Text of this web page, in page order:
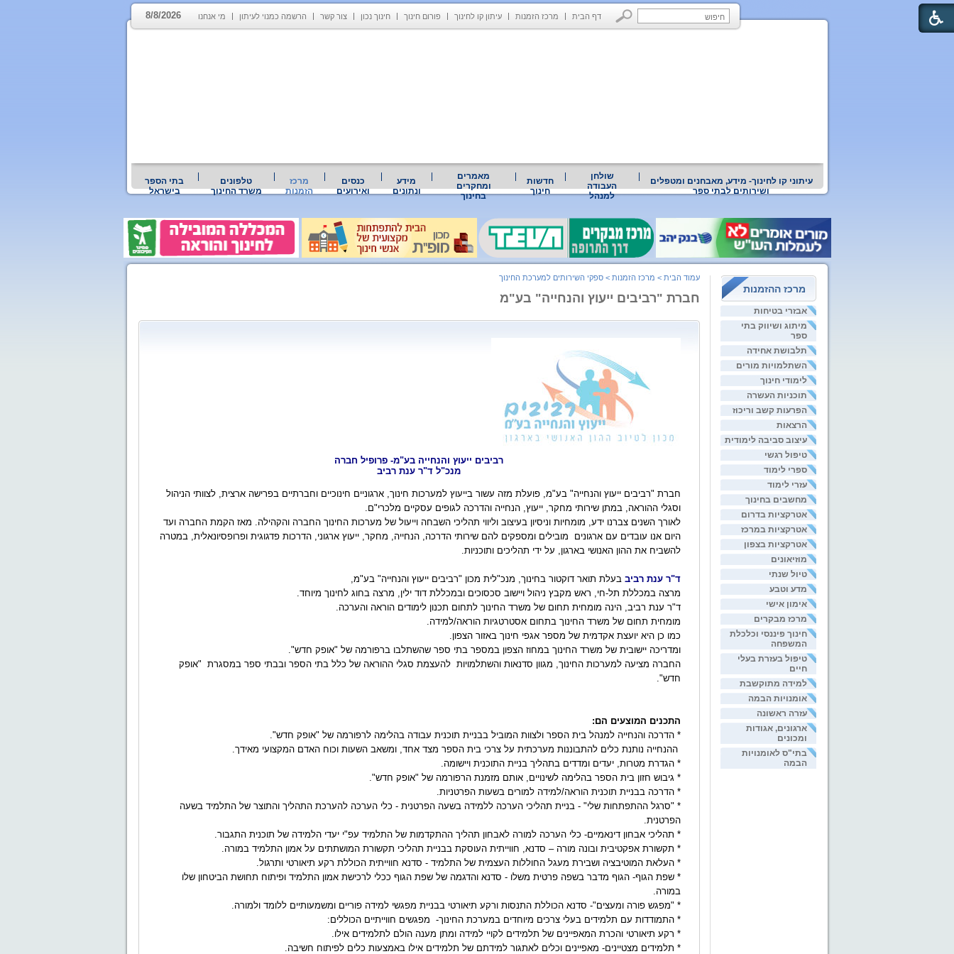
דף הבית מרכז הזמנות עיתון קו לחינוך פורום חינוך חינוך נכון צור קשר הרשמה כמנוי לעיתון מי אנחנו 8/8/2026
עיתוני קו לחינוך- מידע, מאבחנים ומטפלים
ושירותים לבתי ספר
שולחן
העבודה
למנהל
חדשות
חינוך
מאמרים
ומחקרים
בחינוך
מידע
ונתונים
כנסים
ואירועים
מרכז
הזמנות
טלפונים
משרד החינוך
בתי הספר
בישראל
מרכז ההזמנות
אבזרי בטיחות
מיתוג ושיווק בתי
ספר
תלבושת אחידה
השתלמויות מורים
לימודי חינוך
תוכניות העשרה
הפרעות קשב וריכוז
הרצאות
עיצוב סביבה לימודית
טיפול רגשי
ספרי לימוד
עזרי לימוד
מחשבים בחינוך
אטרקציות בדרום
אטרקציות במרכז
אטרקציות בצפון
מוזיאונים
טיול שנתי
מדע וטבע
אימון אישי
מרכז מבקרים
חינוך פיננסי וכלכלת
המשפחה
טיפול בעזרת בעלי
חיים
למידה מתוקשבת
אומנויות הבמה
עזרה ראשונה
ארגונים, אגודות
ומכונים
בתי"ס לאומנויות
הבמה
עמוד הבית > מרכז הזמנות > ספקי השירותים למערכת החינוך
חברת "רביבים ייעוץ והנחייה" בע"מ
רביבים ייעוץ והנחייה בע"מ- פרופיל חברה
מנכ"ל ד"ר ענת רביב
חברת "רביבים ייעוץ והנחייה" בע"מ, פועלת מזה עשור בייעוץ למערכות חינוך, ארגוניים חינוכיים וחברתיים בפרישה ארצית, לצוותי הניהול
וסגלי ההוראה, במתן שירותי מחקר, ייעוץ, הנחייה והדרכה לגופים עסקיים מלכרי"ם.
לאורך השנים צברנו ידע, מומחיות וניסיון בעיצוב וליווי תהליכי השבחה וייעול של מערכות החינוך החברה והקהילה. מאז הקמת החברה ועד
היום אנו עובדים עם ארגונים
מובילים ומספקים להם שירותי הדרכה, הנחייה, מחקר, ייעוץ ארגוני, הדרכות פדגוגית ופרופסיונאלית, במטרה
להשביח את ההון האנושי בארגון, על ידי תהליכים ותוכניות.
ד"רענת רביב בעלת תואר דוקטור בחינוך, מנכ"לית מכון "רביבים ייעוץ והנחייה" בע"מ,
מרצה במכללת תל-חי, ראש מקבץ ניהול ויישוב סכסוכים ובמכללת דוד ילין, מרצה בחוג לחינוך מיוחד.
ד"ר ענת רביב, הינה מומחית תחום של משרד החינוך לתחום תכנון לימודים הוראה והערכה.
מומחית תחום של משרד החינוך בתחום אסטרטגיות הוראה/למידה.
כמו כן היא יועצת אקדמית של מספר אגפי חינוך באזור הצפון.
ומדריכה יישובית של משרד החינוך במחוז הצפון במספר בתי ספר שהשתלבו ברפורמה של "אופק חדש".
החברה מציעה למערכות החינוך, מגוון סדנאות והשתלמויות להעצמת סגלי ההוראה של כלל בתי הספר ובבתי ספר במסגרת "אופק
חדש".
התכנים המוצעים הם:
* הדרכה והנחייה למנהל בית הספר ולצוות המוביל בבניית תוכנית עבודה בהלימה לרפורמה של "אופק חדש".
ההנחייה נותנת כלים להתבוננות מערכתית על צרכי בית הספר מצד אחד, ומשאב השעות וכוח האדם המקצועי מאידך.
*הגדרת מטרות, יעדים ומדדים בתהליך בניית התוכנית ויישומה.
* גיבוש חזון בית הספר בהלימה לשינויים, אותם מזמנת הרפורמה של "אופק חדש".
* הדרכה בבניית תוכנית הוראה/למידה למורים בשעות הפרטניות.
* "סרגל ההתפתחות שלי" - בניית תהליכי הערכה ללמידה בשעה הפרטנית - כלי הערכה להערכת התהליך והתוצר של התלמיד בשעה
הפרטנית.
* תהליכי אבחון דינאמיים- כלי הערכה למורה לאבחון תהליך ההתקדמות של התלמיד עפ"י יעדי הלמידה של תוכנית התגבור.
* תקשורת אפקטיבית ובונה מורה – סדנא, חווייתית העוסקת בבניית תהליכי תקשורת המושתתים על אמון התלמיד במורה.
* העלאת המוטיבציה ושבירת מעגל החוללות העצמית של התלמיד - סדנא חווייתית הכוללת רקע תיאורטי ותרגול.
* שפת הגוף- הגוף מדבר בשפה פרטית משלו - סדנא והדגמה של שפת הגוף ככלי לרכישת אמון התלמיד ופיתוח תחושת הביטחון שלו
במורה.
* "מפגש פורה ומעצים"- סדנא הכוללת התנסות ורקע תיאורטי בבניית מפגשי למידה פוריים ומשמעותיים ללומד ולמורה.
* התמודדות עם תלמידים בעלי צרכים מיוחדים במערכת החינוך- מפגשים חווייתיים הכוללים:
* רקע תיאורטי והכרת המאפיינים של תלמידים לקויי למידה ומתן מענה הולם לתלמידים אילו.
* תלמידים מצטיינים- מאפיינים וכלים לאתגור למידתם של תלמידים אילו באמצעות כלים לפיתוח חשיבה.